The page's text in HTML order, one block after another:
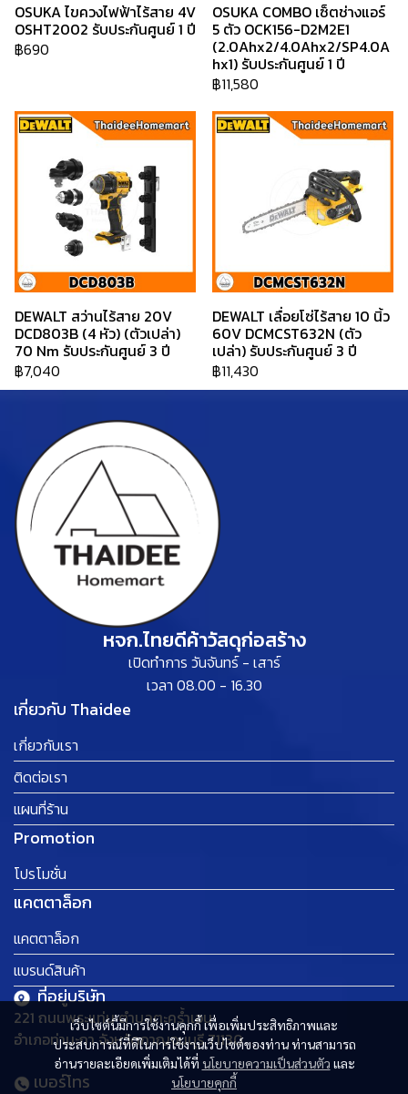
OSUKA ไขควงไฟฟ้าไร้สาย 4V
OSHT2002 รับประกันศูนย์ 1 ปี
฿690
OSUKA COMBO เซ็ตช่างแอร์
5 ตัว OCK156-D2M2E1
(2.0Ahx2/4.0Ahx2/SP4.0A
hx1) รับประกันศูนย์ 1 ปี
฿11,580
DEWALT สว่านไร้สาย 20V
DCD803B (4 หัว) (ตัวเปล่า)
70 Nm รับประกันศูนย์ 3 ปี
฿7,040
DEWALT เลื่อยโซ่ไร้สาย 10 นิ้ว
60V DCMCST632N (ตัว
เปล่า) รับประกันศูนย์ 3 ปี
฿11,430
เว็บไซต์นี้มีการใช้งานคุกกี้ เพื่อเพิ่มประสิทธิภาพและ
ประสบการณ์ที่ดีในการใช้งานเว็บไซต์ของท่าน ท่านสามารถ
อ่านรายละเอียดเพิ่มเติมได้ที่ นโยบายความเป็นส่วนตัว และ
นโยบายคุกกี้
หจก.ไทยดีค้าวัสดุก่อสร้าง
เปิดทำการ วันจันทร์ - เสาร์
เวลา 08.00 - 16.30
เกี่ยวกับ Thaidee
เกี่ยวกับเรา
ติดต่อเรา
แผนที่ร้าน
Promotion
โปรโมชั่น
แคตตาล็อก
แคตตาล็อก
แบรนด์สินค้า
ที่อยู่บริษัท
221 ถนนพระแท่น ตำบลตะคร้ำเอน
อำเภอท่ามะกา จังหวัดกาญจนบุรี 71130
เบอร์โทร